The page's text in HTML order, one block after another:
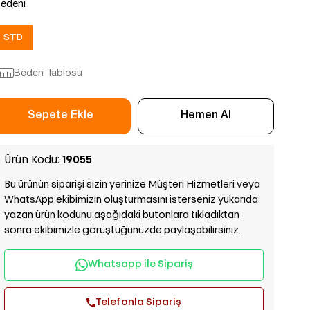
STD
Beden Tablosu
Ürün Kodu: 19055
Bu ürünün siparişi sizin yerinize Müşteri Hizmetleri veya
WhatsApp ekibimizin oluşturmasını isterseniz yukarıda
yazan ürün kodunu aşağıdaki butonlara tıkladıktan
sonra ekibimizle görüştüğünüzde paylaşabilirsiniz.
Whatsapp ile Sipariş
Telefonla Sipariş